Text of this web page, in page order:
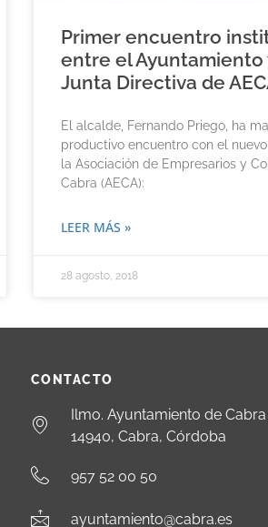
Primer encuentro
entre el Ayuntamiento
Junta Directiva de
El alcalde, Fernando Priego, ha
productivo encuentro con el
la Asociación de Empresarios y
Cabra (AECA):
LEER MÁS »
28 agosto, 2018
CONTACTO
Ilmo. Ayuntamiento de
14940, Cabra, Córdoba
957 52 00 50
ayuntamiento@cabra.es